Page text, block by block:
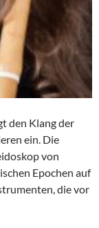
den Klang der
ein. Die
von
Epochen auf
die vor